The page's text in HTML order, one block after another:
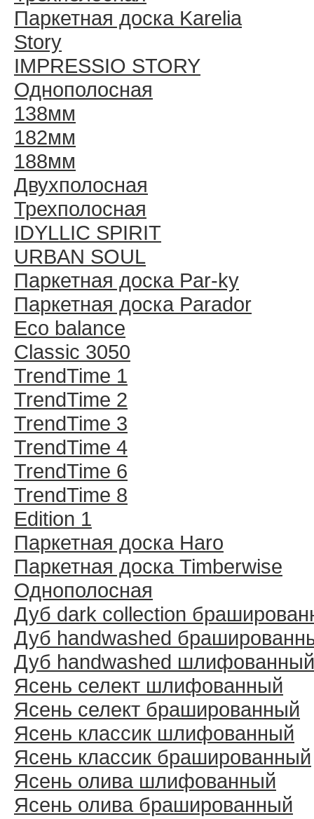
Паркетная доска Karelia
Story
IMPRESSIO STORY
Однополосная
138мм
182мм
188мм
Двухполосная
Трехполосная
IDYLLIC SPIRIT
URBAN SOUL
Паркетная доска Par-ky
Паркетная доска Parador
Eco balance
Classic 3050
TrendTime 1
TrendTime 2
TrendTime 3
TrendTime 4
TrendTime 6
TrendTime 8
Edition 1
Паркетная доска Haro
Паркетная доска Timberwise
Однополосная
Дуб dark collection
Дуб handwashed
Дуб handwashed шлифованный
Ясень селект шлифованный
Ясень селект брашированный
Ясень классик шлифованный
Ясень классик брашированный
Ясень олива шлифованный
Ясень олива брашированный